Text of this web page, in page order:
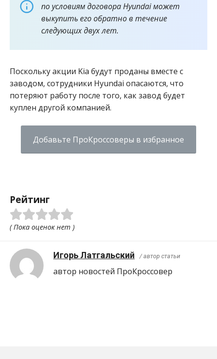
по условиям договора Hyundai может
выкупить его обратно в течение
следующих двух лет.
Поскольку акции Kia будут проданы вместе с
заводом, сотрудники Hyundai опасаются, что
потеряют работу после того, как завод будет
куплен другой компанией.
Добавьте ПроКроссоверы в избранное
Рейтинг
( Пока оценок нет )
Игорь Латгальский / автор статьи
автор новостей ПроКроcсовер